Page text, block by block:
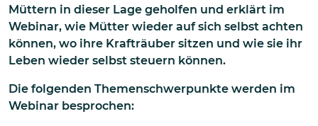
Müttern in dieser Lage geholfen und erklärt im
Webinar, wie Mütter wieder auf sich selbst achten
können, wo ihre Krafträuber sitzen und wie sie ihr
Leben wieder selbst steuern können.
Die folgenden Themenschwerpunkte werden im
Webinar besprochen: